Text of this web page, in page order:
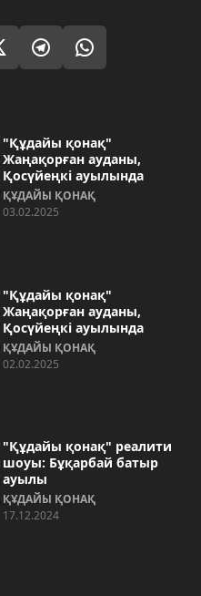
"Құдайы қонақ"
Жаңақорған ауданы,
Қосүйеңкі ауылында
ҚҰДАЙЫ ҚОНАҚ
03.02.2025
"Құдайы қонақ"
Жаңақорған ауданы,
Қосүйеңкі ауылында
ҚҰДАЙЫ ҚОНАҚ
02.02.2025
"Құдайы қонақ" реалити
шоуы: Бұқарбай батыр
ауылы
ҚҰДАЙЫ ҚОНАҚ
17.12.2024